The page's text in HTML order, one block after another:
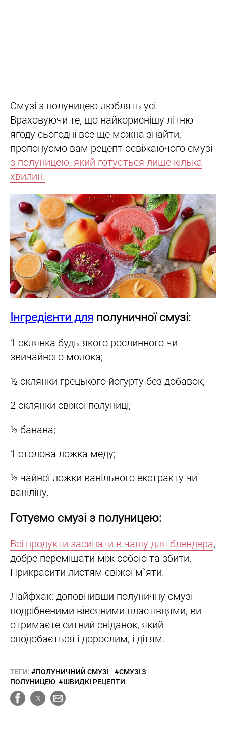
Смузі з полуницею люблять усі.
Враховуючи те, що найкориснішу літню
ягоду сьогодні все ще можна знайти,
пропонуємо вам рецепт освіжаючого смузі
з полуницею, який готується лише кілька
хвилин.
Інгредієнти для полуничної смузі:
1 склянка будь-якого рослинного чи
звичайного молока;
½ склянки грецького йогурту без добавок;
2 склянки свіжої полуниці;
½ банана;
1 столова ложка меду;
½ чайної ложки ванільного екстракту чи
ваніліну.
Готуємо смузі з полуницею:
Всі продукти засипати в чашу для блендера,
добре перемішати між собою та збити.
Прикрасити листям свіжої м`яти.
Лайфхак: доповнивши полуничну смузі
подрібненими вівсяними пластівцями, ви
отримаєте ситний сніданок, який
сподобається і дорослим, і дітям.
ТЕГИ: #ПОЛУНИЧНИЙ СМУЗІ
#СМУЗІ З
ПОЛУНИЦЕЮ #ШВИДКІ РЕЦЕПТИ